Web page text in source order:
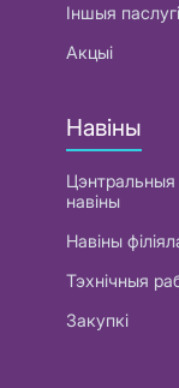
Іншыя паслугі
Акцыі
Навіны
Цэнтральныя
навіны
Навіны
Тэхнічныя
Закупкі